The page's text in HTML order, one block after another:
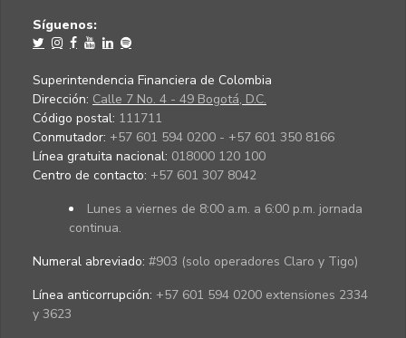
Síguenos:
Superintendencia Financiera de Colombia
Dirección: Calle 7 No. 4 - 49 Bogotá, D.C.
Código postal: 111711
Conmutador: +57 601 594 0200 - +57 601 350 8166
Línea gratuita nacional: 018000 120 100
Centro de contacto: +57 601 307 8042
Lunes a viernes de 8:00 a.m. a 6:00 p.m. jornada
continua.
Numeral abreviado: #903 (solo operadores Claro y Tigo)
Línea anticorrupción: +57 601 594 0200 extensiones 2334
y 3623